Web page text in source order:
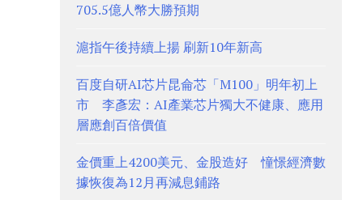
705.5億人幣大勝預期
滬指午後持續上揚 刷新10年新高
百度自研AI芯片昆侖芯「M100」明年初上
市 李彥宏：AI產業芯片獨大不健康、應用
層應創百倍價值
金價重上4200美元、金股造好 憧憬經濟數
據恢復為12月再減息鋪路